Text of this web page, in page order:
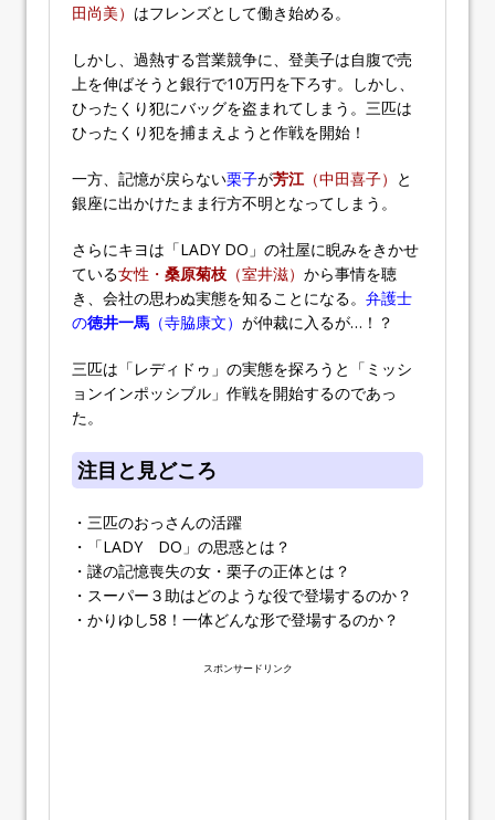
田尚美） はフレンズとして働き始める。
しかし、過熱する営業競争に、登美子は自腹で売
上を伸ばそうと銀行で10万円を下ろす。しかし、
ひったくり犯にバッグを盗まれてしまう。三匹は
ひったくり犯を捕まえようと作戦を開始！
一方、記憶が戻らない栗子が芳江 （中田喜子） と
銀座に出かけたまま行方不明となってしまう。
さらにキヨは「LADY DO」の社屋に睨みをきかせ
ている女性・ 桑原菊枝 （室井滋） から事情を聴
き、会社の思わぬ実態を知ることになる。 弁護士
の徳井一馬 （寺脇康文） が仲裁に入るが…！？
三匹は「レディドゥ」の実態を探ろうと「ミッシ
ョンインポッシブル」作戦を開始するのであっ
た。
注目と見どころ
・三匹のおっさんの活躍
・「LADY DO」の思惑とは？
・謎の記憶喪失の女・栗子の正体とは？
・スーパー３助はどのような役で登場するのか？
・かりゆし58！一体どんな形で登場するのか？
スポンサードリンク